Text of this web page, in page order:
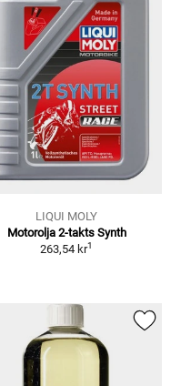
LIQUI MOLY
Motorolja 2-takts Synth
263,54 kr1